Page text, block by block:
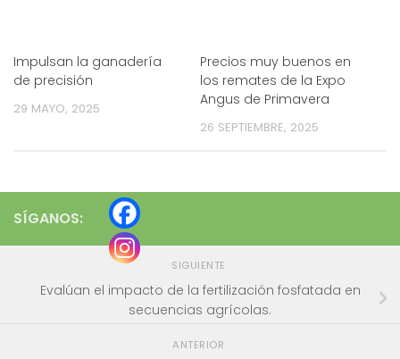
Impulsan la ganadería
de precisión
29 MAYO, 2025
Precios muy buenos en
los remates de la Expo
Angus de Primavera
26 SEPTIEMBRE, 2025
SÍGANOS:
SIGUIENTE
Evalúan el impacto de la fertilización fosfatada en
secuencias agrícolas.
ANTERIOR